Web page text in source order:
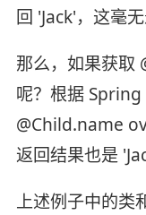
回 'Jack'，这毫无
那么，如果获取
呢？根据 Spring
@Child.name
返回结果也是
上述例子中的类